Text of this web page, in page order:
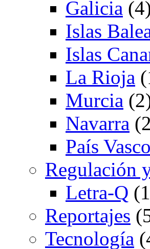
Galicia
Islas
Islas
La Rioja
Murcia
Navarra
País Vasco
Regulación
Letra-Q
Reportajes
Tecnología